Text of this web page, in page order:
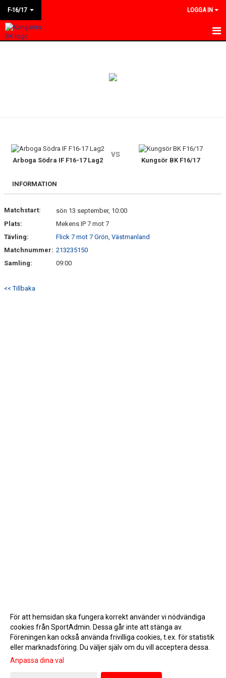
F-16/17 LOGGA IN
BILDGALLERI
DOKUMENT
Arboga Södra IF F16-17 Lag2
vs
Kungsör BK F16/17
INFORMATION
Matchstart:
sön 13 september, 10:00
Plats:
Mekens IP 7 mot 7
Tävling:
Flick 7 mot 7 Grön, Västmanland
Matchnummer: 213235150
Samling:
09:00
<< Tillbaka
Gå till Webbversion
För att hemsidan ska fungera korrekt använder vi nödvändiga
cookies från SportAdmin. Dessa går inte att stänga av.
Föreningen kan också använda frivilliga cookies, t.ex. för statistik
eller marknadsföring. Du väljer själv om du vill acceptera dessa.
Anpassa dina val